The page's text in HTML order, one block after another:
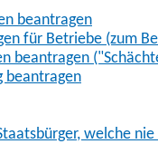
beantragen
für Betriebe (zum
beantragen
beantragen
welche